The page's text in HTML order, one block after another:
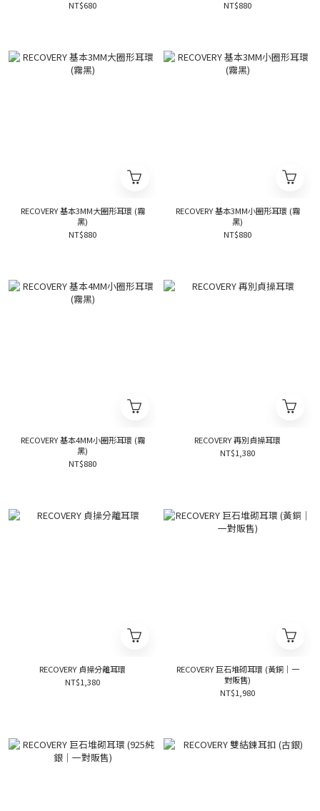
NT$680 NT$880
RECOVERY 基本3MM大圈形耳環 (霧
黑)
NT$880
RECOVERY 基本3MM小圈形耳環 (霧
黑)
NT$880
RECOVERY 基本4MM小圈形耳環 (霧
黑)
NT$880
RECOVERY 再別貞操耳環
NT$1,380
RECOVERY 貞操分離耳環
NT$1,380
RECOVERY 巨石堆砌耳環 (黃銅｜一
對販售)
NT$1,980